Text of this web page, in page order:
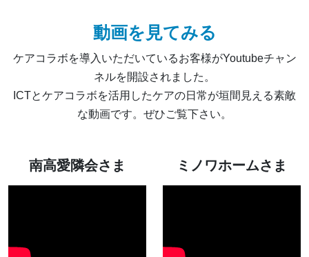
動画を見てみる
ケアコラボを導入いただいているお客様がYoutubeチャン
ネルを開設されました。
ICTとケアコラボを活用したケアの日常が垣間見える素敵
な動画です。ぜひご覧下さい。
南高愛隣会さま ミノワホームさま